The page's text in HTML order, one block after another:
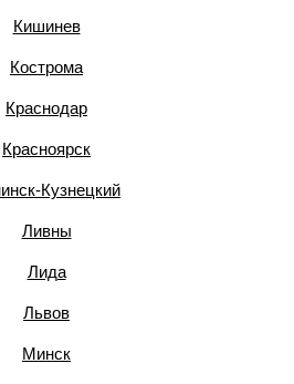
Кишинев
Кострома
Краснодар
Красноярск
Кузнецкий
Ливны
Лида
Львов
Минск